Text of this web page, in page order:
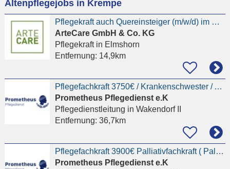
eingeben
Altenpflegejobs in Krempe
Pflegekraft auch Quereinsteiger (m/w/d) im Haus Flora
ArteCare GmbH & Co. KG
Pflegekraftin Elmshorn
Entfernung: 14,9km
Pflegefachkraft 3750€ / Krankenschwester / Altenpflegerin / Krankenpfleger || Pflegedienstleitung
Prometheus Pflegedienst e.K
Pflegedienstleitung in Wakendorf II
Entfernung: 36,7km
Pflegefachkraft 3900€ Palliativfachkraft ( Palliative Care ) / Krankenschwester / Altenpflegerin
Prometheus Pflegedienst e.K